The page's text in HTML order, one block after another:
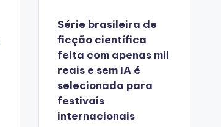
Série brasileira de
ficção científica
feita com apenas mil
reais e sem IA é
selecionada para
festivais
internacionais